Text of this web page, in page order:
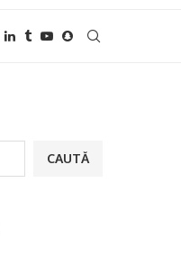
CAUTĂ